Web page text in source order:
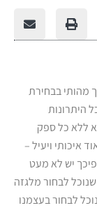
מהותי בבחירת
היתרונות
ללא כל ספק
ויעיל –
יש לא מעט
לבחור מלגזה
לבחור בעצמנו